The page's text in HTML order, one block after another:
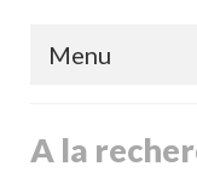
Menu
A la